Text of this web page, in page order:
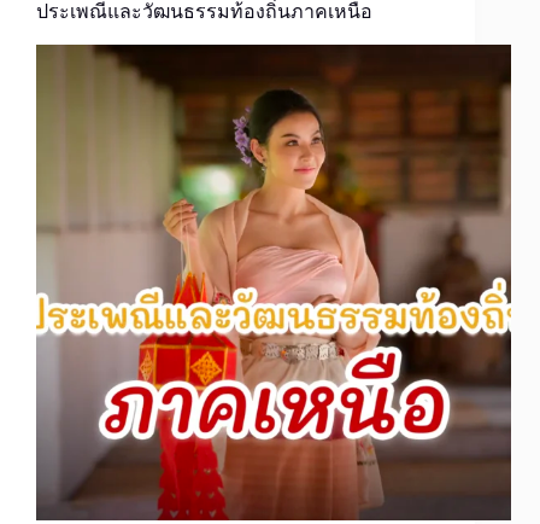
ประเพณีและวัฒนธรรมท้องถิ่นภาคเหนือ